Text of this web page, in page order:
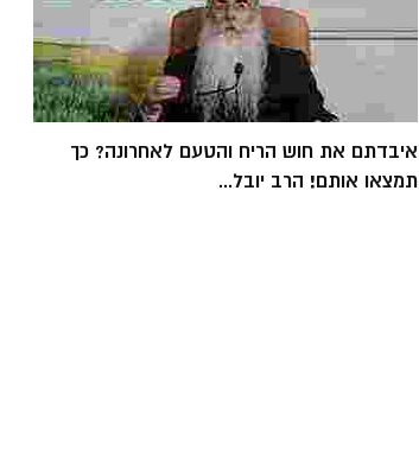
איבדתם את חוש הריח והטעם לאחרונה? כך
תמצאו אותם! הרב יובל...